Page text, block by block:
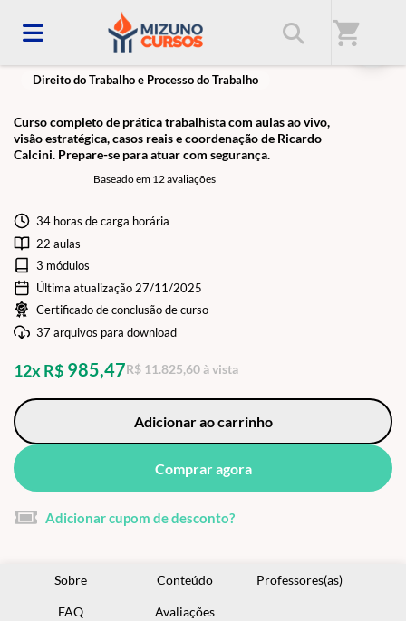
shopping_cart
Trabalhista Class - 9ª Edição
Curso completo de prática trabalhista com aulas ao vivo,
visão estratégica, casos reais e coordenação de Ricardo
Calcini. Prepare-se para atuar com segurança.
Baseado em 12 avaliações
Direito do Trabalho e Processo do Trabalho
34 horas de carga horária
22 aulas
3 módulos
Última atualização 27/11/2025
Certificado de conclusão de curso
37 arquivos para download
12x R$ 985,47R$ 11.825,60 à vista
Adicionar ao carrinho
Comprar agora
Adicionar cupom de desconto?
Sobre Conteúdo Professores(as)
FAQ Avaliações